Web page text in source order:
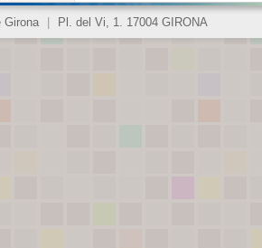
Girona Pl. del Vi, 1. 17004 GIRONA